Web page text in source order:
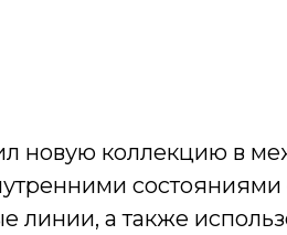
новую коллекцию в
а также